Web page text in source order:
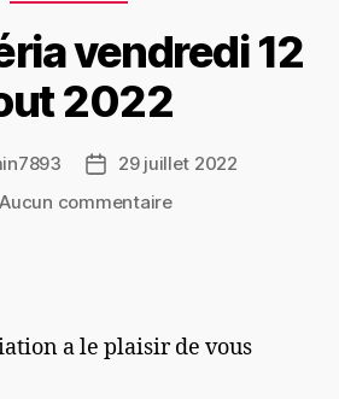
vendredi 12
2022
29 juillet 2022
Aucun commentaire
a le plaisir de vous